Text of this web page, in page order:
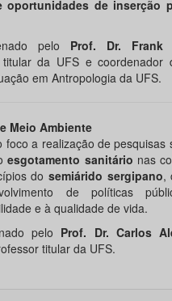
oportunidades de inserção
pelo Prof. Dr. Frank
titular da UFS e coordenador
em Antropologia da UFS.
Meio Ambiente
foco a realização de pesquisas
esgotamento sanitário nas
do semiárido sergipano,
de políticas
e à qualidade de vida.
pelo Prof. Dr. Carlos
titular da UFS.